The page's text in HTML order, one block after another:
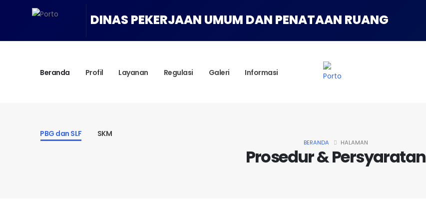
DINAS PEKERJAAN UMUM DAN PENATAAN RUANG
Beranda Profil Layanan Regulasi Galeri Informasi
PBG dan SLF SKM
Prosedur & Persyaratan
BERANDA HALAMAN